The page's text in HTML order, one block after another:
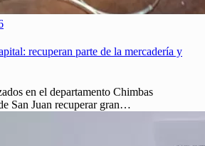
recuperan parte de la mercadería y
en el departamento Chimbas
San Juan recuperar gran…